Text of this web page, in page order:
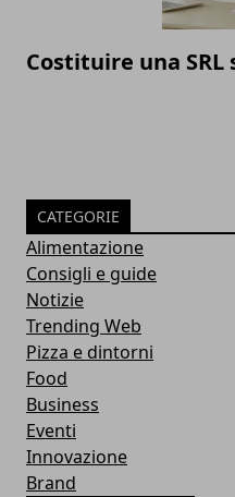
Costituire una SRL
CATEGORIE
Alimentazione
Consigli e guide
Notizie
Trending Web
Pizza e dintorni
Food
Business
Eventi
Innovazione
Brand